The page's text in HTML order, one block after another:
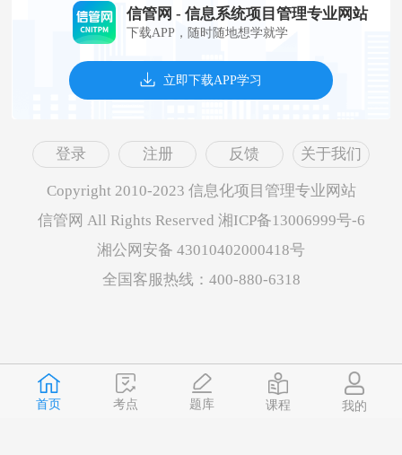
首页 考点 题库 课程 我的
信管网 - 信息系统项目管理专业网站
下载APP，随时随地想学就学
立即下载APP学习
登录 注册 反馈 关于我们
Copyright 2010-2023 信息化项目管理专业网站
信管网 All Rights Reserved 湘ICP备13006999号-6
湘公网安备 43010402000418号
全国客服热线：400-880-6318